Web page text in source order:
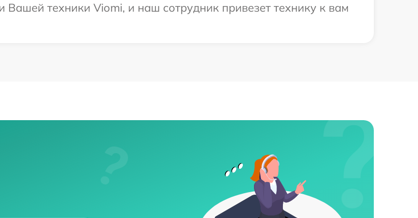
Вашей техники Viomi, и наш сотрудник привезет технику к вам